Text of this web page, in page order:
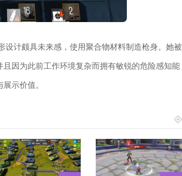
设计颇具未来感，使用聚合物材料制造枪身。她被
因为此前工作环境复杂而拥有敏锐的危险感知能
示价值。